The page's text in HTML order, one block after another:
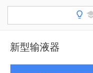
新型输液器